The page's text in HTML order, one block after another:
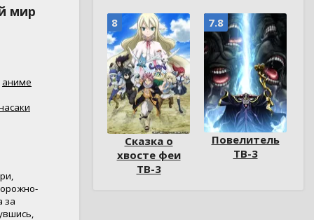
мир
аниме
за
8
Сказка о
хвосте феи
ТВ-3
7.8
Повелитель
ТВ-3